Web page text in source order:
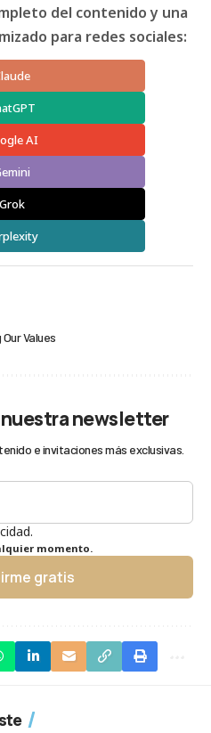
del contenido y una
para redes sociales:
AI
Grok
Values
newsletter
e invitaciones más exclusivas.
momento.
gratis